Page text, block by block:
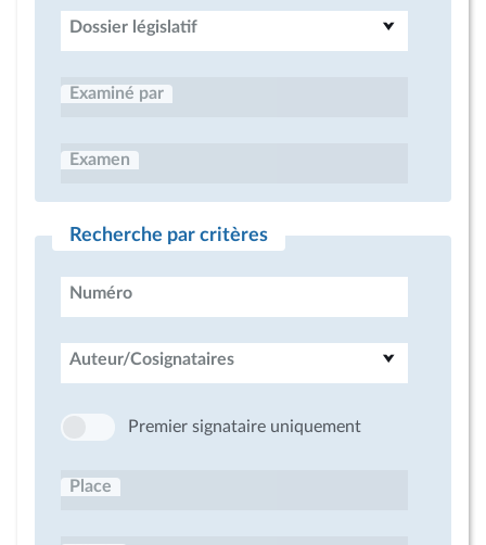
Dossier législatif
Examiné par
Examen
Recherche par critères
Numéro
Auteur/Cosignataires
Premier signataire uniquement
Place